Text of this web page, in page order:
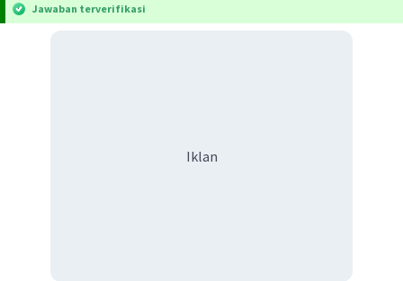
Jawaban terverifikasi
Iklan